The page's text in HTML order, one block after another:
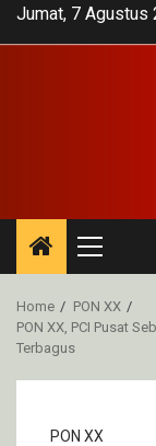
SkipJumat, 7 Agustus
Primary
Menu
Home
PON XX
PON XX, PCI Pusat
Terbagus
PON XX